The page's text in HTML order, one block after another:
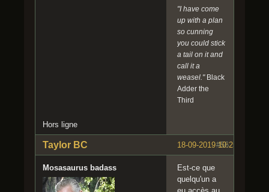
e
o
n
v
o
t
s
t
u
s
d
a
"I have come
up with a plan
so cunning
you could stick
a tail on it and
call it a
weasel."Black
Adder the
Third
Hors ligne
#56
18-09-2019 10:25:43
Taylor BC
Mosasaurus badass
Est-ce que
quelqu'un a